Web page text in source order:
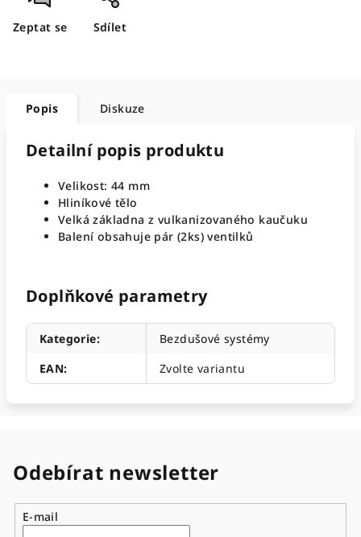
Zeptat se Sdílet
Popis Diskuze
Detailní popis produktu
Velikost: 44 mm
Hliníkové tělo
Velká základna z vulkanizovaného kaučuku
Balení obsahuje pár (2ks) ventilků
Doplňkové parametry
Kategorie:
Bezdušové systémy
EAN: Zvolte variantu
Odebírat newsletter
E-mail